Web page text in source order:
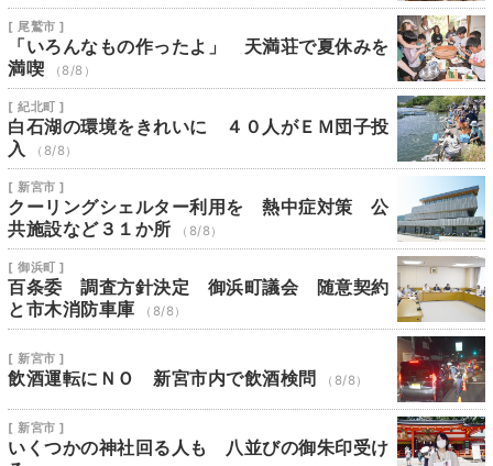
[ 尾鷲市 ]
「いろんなもの作ったよ」 天満荘で夏休みを
満喫
（8/8）
[ 紀北町 ]
白石湖の環境をきれいに ４０人がＥＭ団子投
入
（8/8）
[ 新宮市 ]
クーリングシェルター利用を 熱中症対策 公
共施設など３１か所
（8/8）
[ 御浜町 ]
百条委 調査方針決定 御浜町議会 随意契約
と市木消防車庫
（8/8）
[ 新宮市 ]
飲酒運転にＮＯ 新宮市内で飲酒検問 （8/8）
[ 新宮市 ]
いくつかの神社回る人も 八並びの御朱印受け